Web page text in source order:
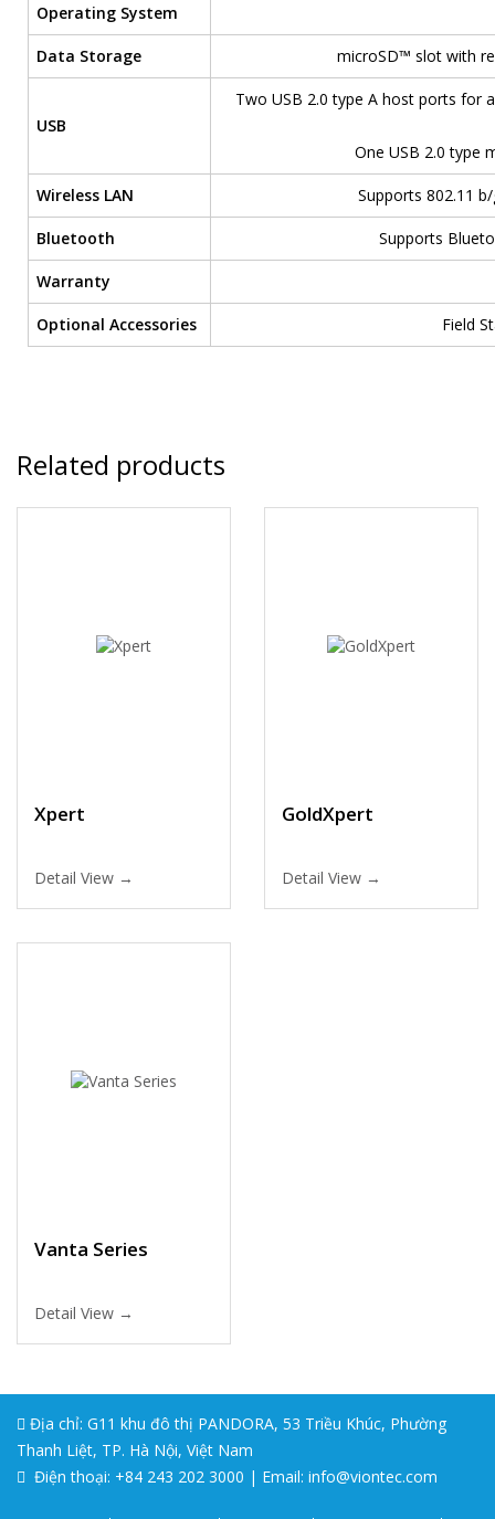
Operating System
Data Storage microSD™ slot with
USB
Two USB 2.0 type A host ports for
One USB 2.0 type
Wireless LAN Supports 802.11
Bluetooth Supports
Warranty
Optional Accessories Field
Related products
Xpert
Detail View →
GoldXpert
Detail View →
Vanta Series
Detail View →
Địa chỉ: G11 khu đô thị PANDORA, 53 Triều Khúc, Phường
Thanh Liệt, TP. Hà Nội, Việt Nam
Điện thoại: +84 243 202 3000 | Email: info@viontec.com